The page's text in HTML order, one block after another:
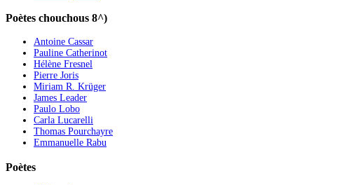
Poètes chouchous 8^)
Antoine Cassar
Pauline Catherinot
Hélène Fresnel
Pierre Joris
Miriam R. Krüger
James Leader
Paulo Lobo
Carla Lucarelli
Thomas Pourchayre
Emmanuelle Rabu
Poètes